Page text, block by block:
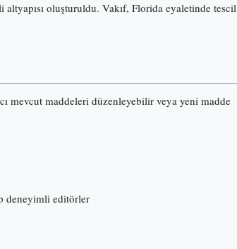
oluşturuldu. Vakıf, Florida eyaletinde tescil
mevcut maddeleri düzenleyebilir veya yeni madde
deneyimli editörler